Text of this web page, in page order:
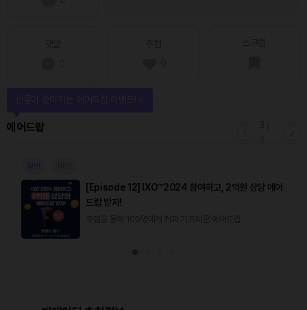
퀴즈
[토큰포스트] 기사 퀴즈 660회차
2026.08.10 (월) ~ 2026.08.11 (화)